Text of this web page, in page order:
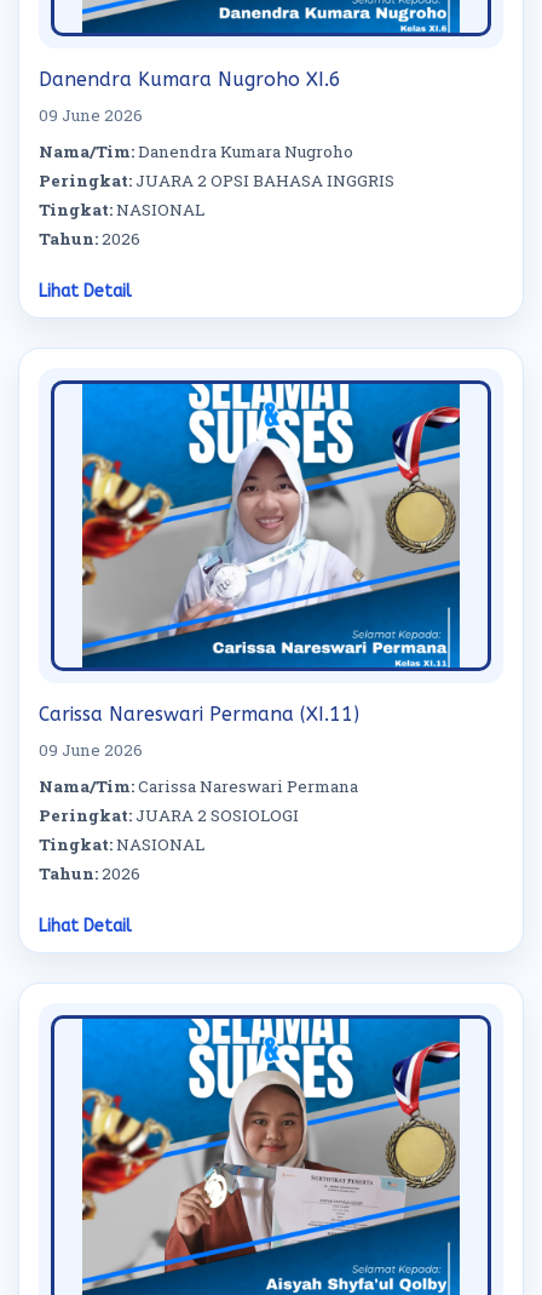
Danendra Kumara Nugroho XI.6
09 June 2026
Nama/Tim:Danendra Kumara Nugroho
Peringkat:JUARA 2 OPSI BAHASA INGGRIS
Tingkat:NASIONAL
Tahun:2026
Lihat Detail
Carissa Nareswari Permana (XI.11)
09 June 2026
Nama/Tim:Carissa Nareswari Permana
Peringkat:JUARA 2 SOSIOLOGI
Tingkat:NASIONAL
Tahun:2026
Lihat Detail